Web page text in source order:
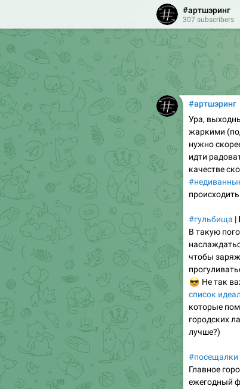
#артшэринг
307 subscribers
#артшэринг
Ура,
жаркими
нужно
идти
качестве
#гульбища |
В такую
чтобы
😎Не так
список
которые
городских
лучше?)
#посещалки
Главное
ежегодный